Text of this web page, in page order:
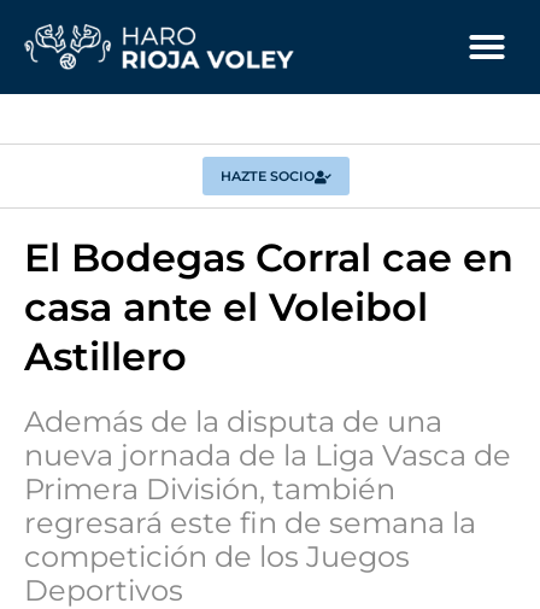
HAZTE SOCIO
El Bodegas Corral cae en
casa ante el Voleibol
Astillero
Además de la disputa de una
nueva jornada de la Liga Vasca de
Primera División, también
regresará este fin de semana la
competición de los Juegos
Deportivos